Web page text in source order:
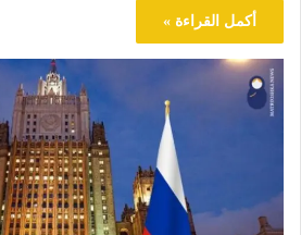
أكمل القراءة »